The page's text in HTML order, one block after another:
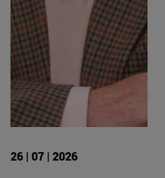
26 | 07 | 2026